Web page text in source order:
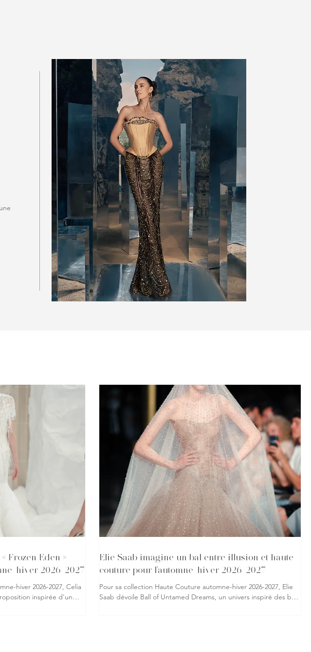
Frozen Eden »
hiver 2026-2027
hiver 2026-2027, Celia
inspirée d'un
Elie Saab imagine un bal entre illusion et haute
couture pour l'automne-hiver 2026-2027
Pour sa collection Haute Couture automne-hiver 2026-2027, Elie
Saab dévoile Ball of Untamed Dreams, un univers inspiré des bals